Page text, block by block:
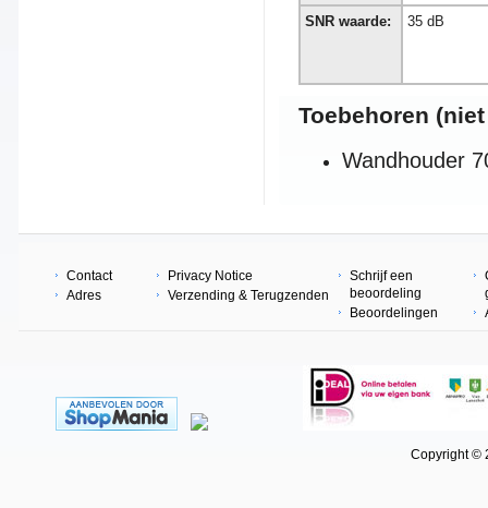
SNR waarde:
35 dB
Toebehoren
Wandhouder
Contact
Adres
Privacy Notice
Verzending & Terugzenden
Schrijf een
beoordeling
Beoordelingen
Copyright ©